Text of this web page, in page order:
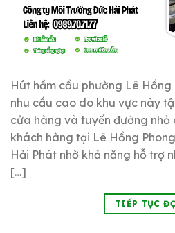
Hút hầm cầu phường Lê
nhu cầu cao do khu vực này
cửa hàng và tuyến đường nhỏ
khách hàng tại Lê Hồng
Hải Phát nhờ khả năng hỗ trợ
[…]
TIẾP TỤC